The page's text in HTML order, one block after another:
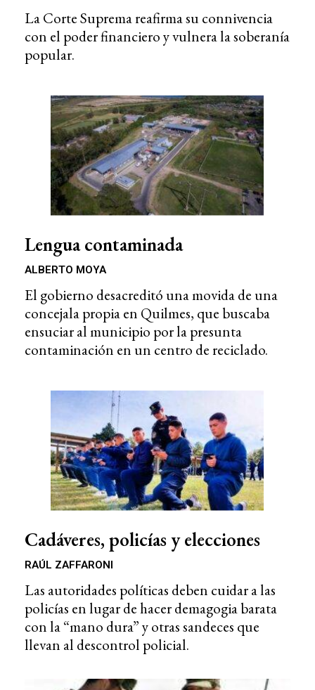
La Corte Suprema reafirma su connivencia
con el poder financiero y vulnera la soberanía
popular.
Lengua contaminada
ALBERTO MOYA
El gobierno desacreditó una movida de una
concejala propia en Quilmes, que buscaba
ensuciar al municipio por la presunta
contaminación en un centro de reciclado.
Cadáveres, policías y elecciones
RAÚL ZAFFARONI
Las autoridades políticas deben cuidar a las
policías en lugar de hacer demagogia barata
con la “mano dura” y otras sandeces que
llevan al descontrol policial.